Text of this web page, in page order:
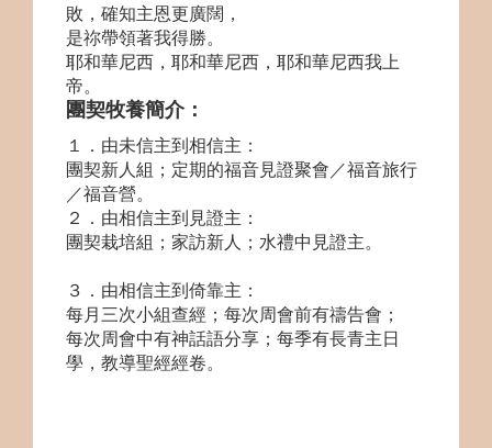
敗，確知主恩更廣闊，
是祢帶領著我得勝。
耶和華尼西，耶和華尼西，耶和華尼西我上
帝。
團契牧養簡介：
１．由未信主到相信主：
團契新人組；定期的福音見證聚會／福音旅行
／福音營。
２．由相信主到見證主：
團契栽培組；家訪新人；水禮中見證主。
３．由相信主到倚靠主：
每月三次小組查經；每次周會前有禱告會；
每次周會中有神話語分享；每季有長青主日
學，教導聖經經卷。